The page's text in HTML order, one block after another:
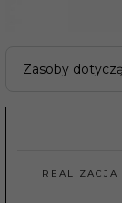
Zasoby
REALIZACJA